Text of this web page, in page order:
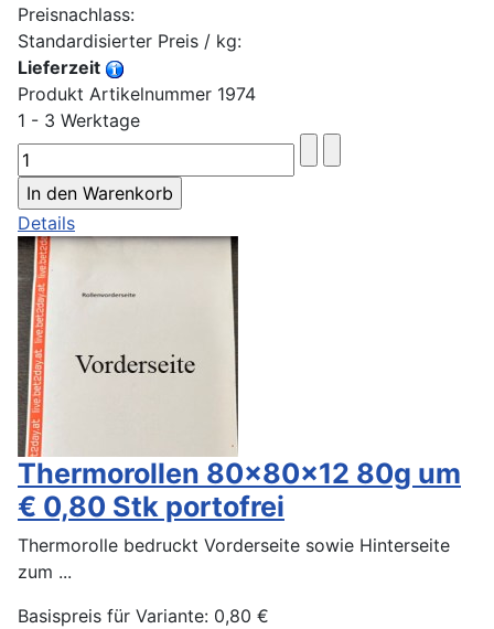
Preisnachlass:
Standardisierter Preis / kg:
Lieferzeit
Produkt Artikelnummer 1974
1 - 3 Werktage
Details
Thermorollen 80x80x12 80g um
€ 0,80 Stk portofrei
Thermorolle bedruckt Vorderseite sowie Hinterseite
zum ...
Basispreis für Variante: 0,80 €